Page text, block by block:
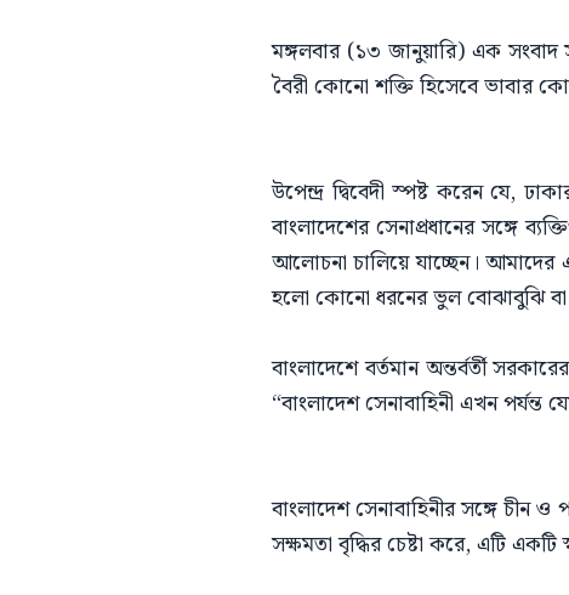
মঙ্গলবার (১৩ জানুয়ারি) এক সংবাদ
বৈরী কোনো শক্তি হিসেবে ভাবার
​উপেন্দ্র দ্বিবেদী স্পষ্ট করেন যে,
বাংলাদেশের সেনাপ্রধানের সঙ্গে
আলোচনা চালিয়ে যাচ্ছেন। আমাদের
হলো কোনো ধরনের ভুল বোঝাবুঝি বা
​বাংলাদেশে বর্তমান অন্তর্বর্তী
“বাংলাদেশ সেনাবাহিনী এখন
​বাংলাদেশ সেনাবাহিনীর সঙ্গে চীন ও
সক্ষমতা বৃদ্ধির চেষ্টা করে, এটি